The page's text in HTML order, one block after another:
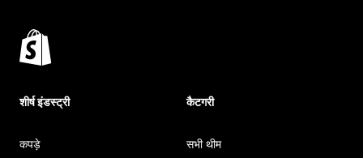
शीर्ष इंडस्ट्री
कपड़े
कैटगरी
सभी थीम